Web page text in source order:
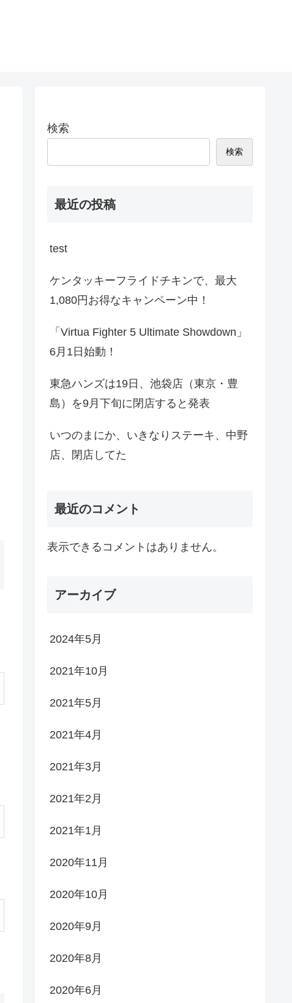
検索
検索
最近の投稿
test
ケンタッキーフライドチキンで、最大
1,080円お得なキャンペーン中！
「Virtua Fighter 5 Ultimate Showdown」
6月1日始動！
東急ハンズは19日、池袋店（東京・豊
島）を9月下旬に閉店すると発表
いつのまにか、いきなりステーキ、中野
店、閉店してた
最近のコメント
表示できるコメントはありません。
アーカイブ
2024年5月
2021年10月
2021年5月
2021年4月
2021年3月
2021年2月
2021年1月
2020年11月
2020年10月
2020年9月
2020年8月
2020年6月